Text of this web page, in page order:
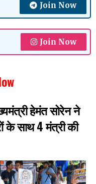
Join Now
Join Now
हेमंत सोरेन ने
के साथ 4 मंत्री की